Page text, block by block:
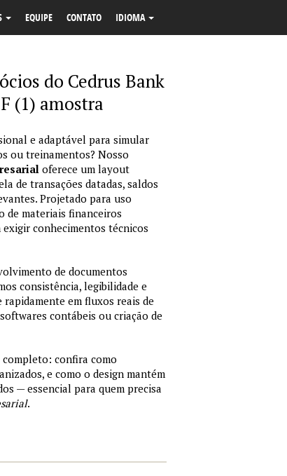
EQUIPE CONTATO IDIOMA
do Cedrus Bank
(1) amostra
e adaptável para simular
ou treinamentos? Nosso
oferece um layout
de transações datadas, saldos
Projetado para uso
de materiais financeiros
conhecimentos técnicos
de documentos
consistência, legibilidade e
em fluxos reais de
contábeis ou criação de
confira como
e como o design mantém
— essencial para quem precisa
.